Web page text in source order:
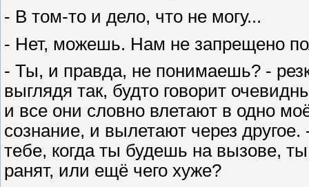
- В том-то и дело, что не могу...
- Нет, можешь. Нам не запрещено
- Ты, и правда, не понимаешь? -
выглядя так, будто говорит
и все они словно влетают в одно
сознание, и вылетают через
тебе, когда ты будешь на вызове,
ранят, или ещё чего хуже?